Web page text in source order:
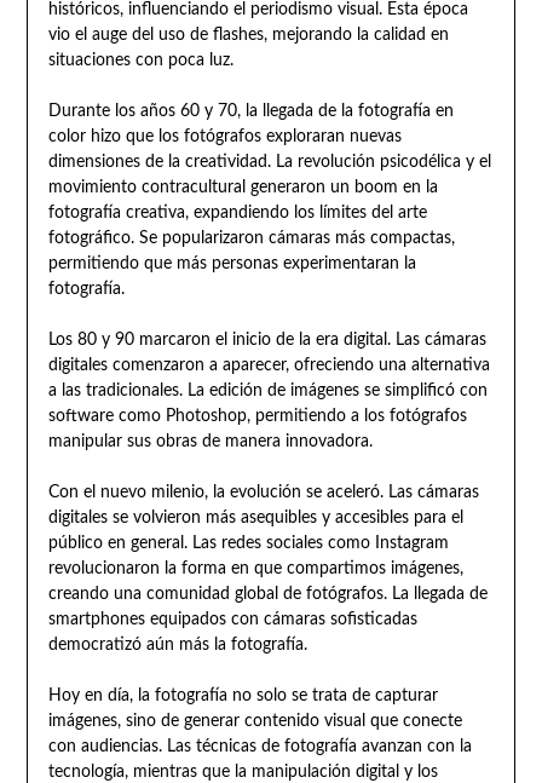
históricos, influenciando el periodismo visual. Esta época
vio el auge del uso de flashes, mejorando la calidad en
situaciones con poca luz.
Durante los años 60 y 70, la llegada de la fotografía en
color hizo que los fotógrafos exploraran nuevas
dimensiones de la creatividad. La revolución psicodélica y el
movimiento contracultural generaron un boom en la
fotografía creativa, expandiendo los límites del arte
fotográfico. Se popularizaron cámaras más compactas,
permitiendo que más personas experimentaran la
fotografía.
Los 80 y 90 marcaron el inicio de la era digital. Las cámaras
digitales comenzaron a aparecer, ofreciendo una alternativa
a las tradicionales. La edición de imágenes se simplificó con
software como Photoshop, permitiendo a los fotógrafos
manipular sus obras de manera innovadora.
Con el nuevo milenio, la evolución se aceleró. Las cámaras
digitales se volvieron más asequibles y accesibles para el
público en general. Las redes sociales como Instagram
revolucionaron la forma en que compartimos imágenes,
creando una comunidad global de fotógrafos. La llegada de
smartphones equipados con cámaras sofisticadas
democratizó aún más la fotografía.
Hoy en día, la fotografía no solo se trata de capturar
imágenes, sino de generar contenido visual que conecte
con audiencias. Las técnicas de fotografía avanzan con la
tecnología, mientras que la manipulación digital y los